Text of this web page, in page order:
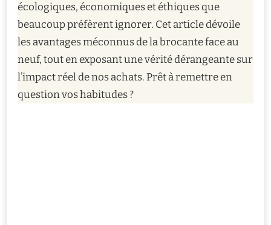
écologiques, économiques et éthiques que
beaucoup préfèrent ignorer. Cet article dévoile
les avantages méconnus de la brocante face au
neuf, tout en exposant une vérité dérangeante sur
l’impact réel de nos achats. Prêt à remettre en
question vos habitudes ?